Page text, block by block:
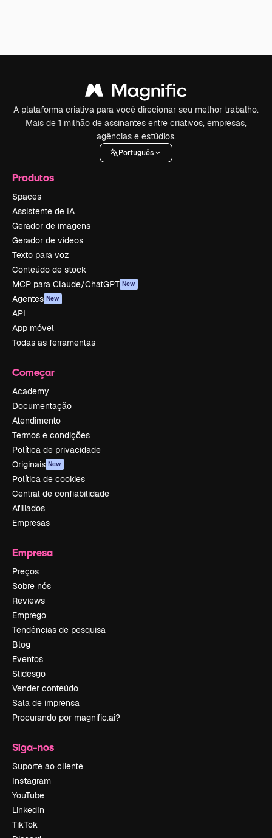
A plataforma criativa para você direcionar seu melhor trabalho.
Mais de 1 milhão de assinantes entre criativos, empresas,
agências e estúdios.
Português
Produtos
Spaces
Assistente de IA
Gerador de imagens
Gerador de vídeos
Texto para voz
Conteúdo de stock
MCP para Claude/ChatGPT New
Agentes New
API
App móvel
Todas as ferramentas
Começar
Academy
Documentação
Atendimento
Termos e condições
Política de privacidade
Originais New
Política de cookies
Central de confiabilidade
Afiliados
Empresas
Empresa
Preços
Sobre nós
Reviews
Emprego
Tendências de pesquisa
Blog
Eventos
Slidesgo
Vender conteúdo
Sala de imprensa
Procurando por magnific.ai?
Siga-nos
Suporte ao cliente
Instagram
YouTube
LinkedIn
TikTok